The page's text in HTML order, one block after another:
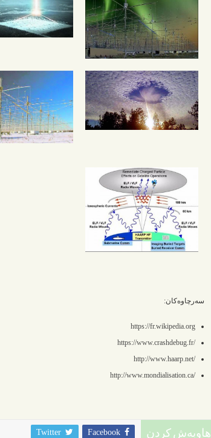
سەرچاوەکان:
https://fr.wikipedia.org
https://www.crashdebug.fr/
http://www.haarp.net/
http://www.mondialisation.ca/
هاوبەش کردن Facebook
Twitter